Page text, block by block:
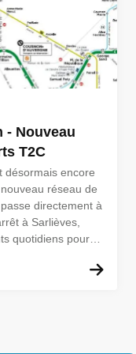
- Nouveau
T2C
désormais encore
réseau de
directement à
à Sarlièves,
quotidiens pour